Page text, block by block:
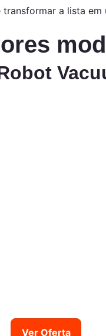
a lista
Ver Oferta